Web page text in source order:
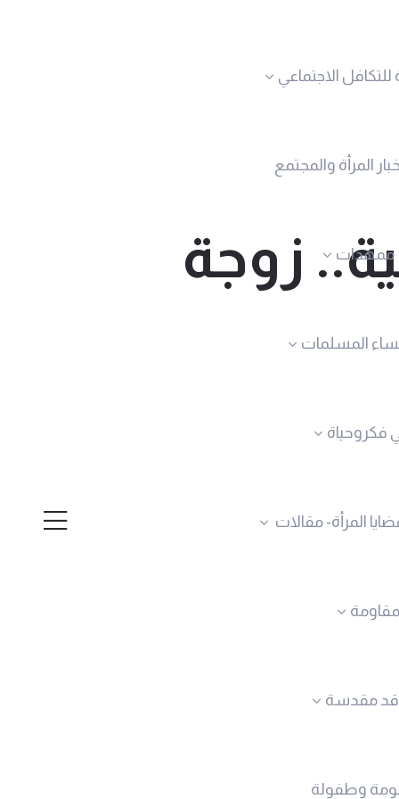
للتكافل الاجتماعي
أخبار المرأة والمجتمع
ممهدات
المسلمات
فكروحياة
المرأة- مقالات
مقدسة
وطفولة
زوجة